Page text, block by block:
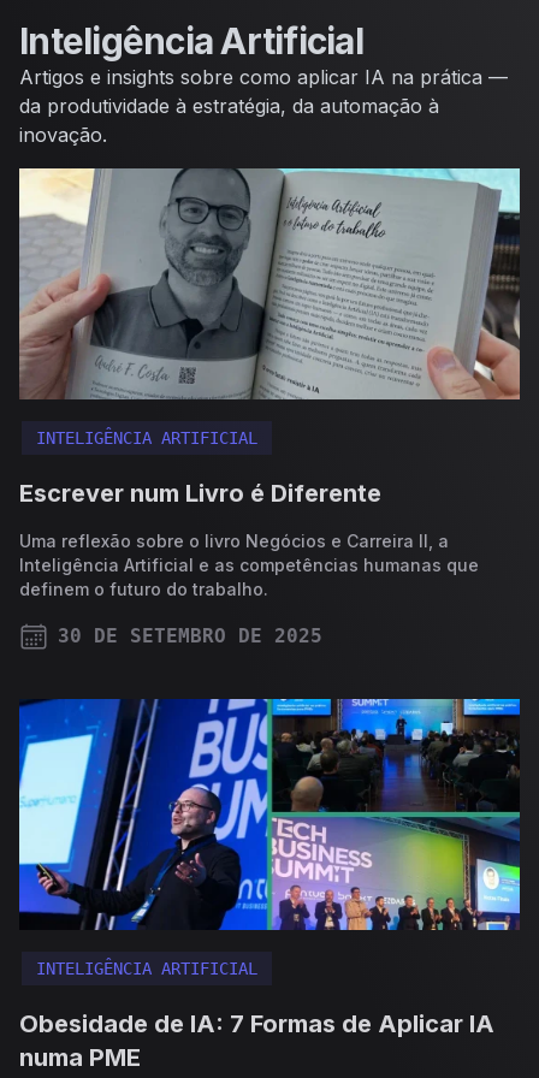
Inteligência Artificial
Artigos e insights sobre como aplicar IA na prática —
da produtividade à estratégia, da automação à
inovação.
INTELIGÊNCIA ARTIFICIAL
Escrever num Livro é Diferente
Uma reflexão sobre o livro Negócios e Carreira II, a
Inteligência Artificial e as competências humanas que
definem o futuro do trabalho.
30 DE SETEMBRO DE 2025
INTELIGÊNCIA ARTIFICIAL
Obesidade de IA: 7 Formas de Aplicar IA
numa PME